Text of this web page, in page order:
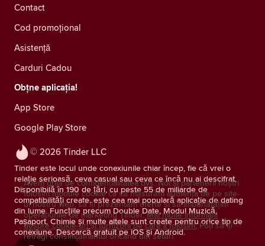
© 2026 Tinder LLC
Tinder este locul unde conexiunile chiar încep, fie că vrei o
relație serioasă, ceva casual sau ceva ce încă nu ai descifrat.
Disponibilă în 190 de țări, cu peste 55 de miliarde de
compatibilități create, este cea mai populară aplicație de dating
din lume. Funcțiile precum Double Date, Modul Muzică,
Pașaport, Chimie și multe altele sunt create pentru orice tip de
conexiune. Descarcă gratuit pe iOS și Android.
Contact
Cod promoțional
Asistență
Carduri Cadou
Obțne aplicația!
App Store
Google Play Store
Avem grijă de confidențialitatea dvs. Noi și partenerii noștri
folosim module cookie ca să măsurăm audiența de pe site-
ul nostru web, să îți prezentăm oferte și să îmbunătățim
operațiunile de marketing Tinder. Mai multe informații
despre cookie-uri și furnizorii pe care îi folosim. Poți să îți
retragi consimţământul oricând din setări.